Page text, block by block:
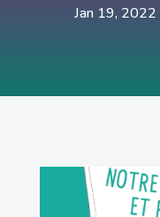
Jan 19, 2022